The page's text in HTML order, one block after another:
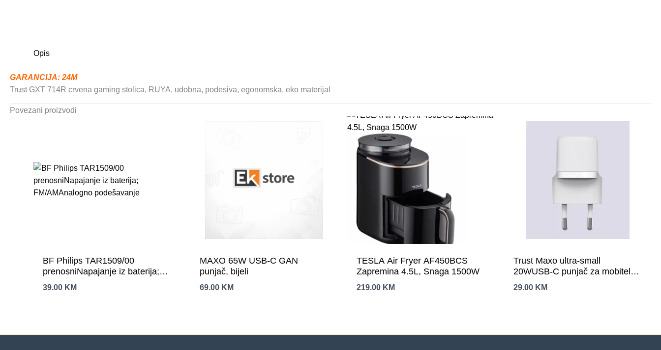
Opis
GARANCIJA: 24M
Trust GXT 714R crvena gaming stolica, RUYA, udobna, podesiva, egonomska, eko materijal
Povezani proizvodi
BF Philips TAR1509/00
prenosniNapajanje iz baterija;
FM/AMAnalogno podešavanje
39.00 KM
MAXO 65W USB-C GAN
punjač, bijeli
69.00 KM
TESLA Air Fryer AF450BCS
Zapremina 4.5L, Snaga 1500W
219.00 KM
Trust Maxo ultra-small
20WUSB-C punjač za mobitele
itablete, bijeli
29.00 KM